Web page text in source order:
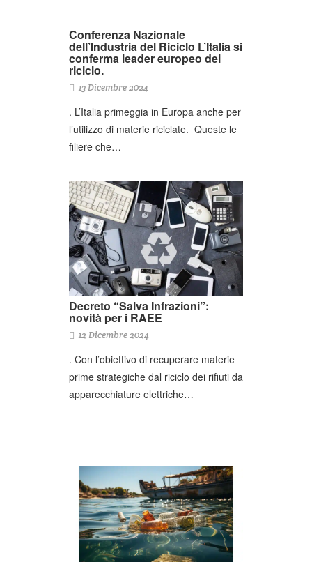
Conferenza Nazionale
dell’Industria del Riciclo L’Italia si
conferma leader europeo del
riciclo.
13 Dicembre 2024
. L’Italia primeggia in Europa anche per
l’utilizzo di materie riciclate. Queste le
filiere che…
Decreto “Salva Infrazioni”:
novità per i RAEE
12 Dicembre 2024
. Con l’obiettivo di recuperare materie
prime strategiche dal riciclo dei rifiuti da
apparecchiature elettriche…